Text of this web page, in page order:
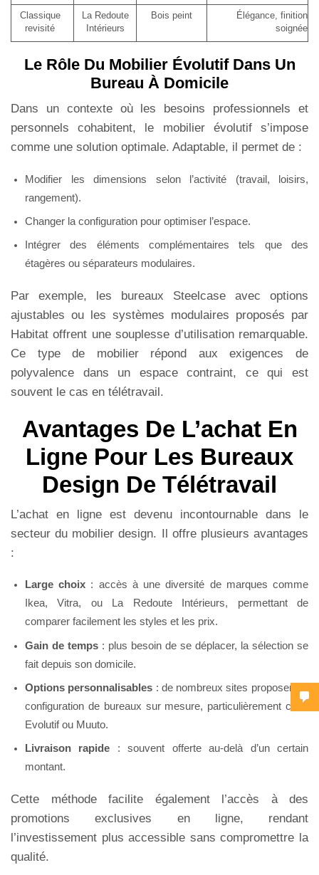
Classique
revisité
La Redoute
Intérieurs
Bois peint
Élégance, finition
soignée
Le Rôle Du Mobilier Évolutif Dans Un
Bureau À Domicile
Dans un contexte où les besoins professionnels et
personnels cohabitent, le mobilier évolutif s’impose
comme une solution optimale. Adaptable, il permet de :
Modifier les dimensions selon l’activité (travail, loisirs,
rangement).
Changer la configuration pour optimiser l’espace.
Intégrer des éléments complémentaires tels que des
étagères ou séparateurs modulaires.
Par exemple, les bureaux Steelcase avec options
ajustables ou les systèmes modulaires proposés par
Habitat offrent une souplesse d’utilisation remarquable.
Ce type de mobilier répond aux exigences de
polyvalence dans un espace contraint, ce qui est
souvent le cas en télétravail.
Avantages De L’achat En
Ligne Pour Les Bureaux
Design De Télétravail
L’achat en ligne est devenu incontournable dans le
secteur du mobilier design. Il offre plusieurs avantages
:
Large choix : accès à une diversité de marques comme
Ikea, Vitra, ou La Redoute Intérieurs, permettant de
comparer facilement les styles et les prix.
Gain de temps : plus besoin de se déplacer, la sélection se
fait depuis son domicile.
Options personnalisables : de nombreux sites proposent la
configuration de bureaux sur mesure, particulièrement chez
Evolutif ou Muuto.
Livraison rapide : souvent offerte au-delà d’un certain
montant.
Cette méthode facilite également l’accès à des
promotions exclusives en ligne, rendant
l’investissement plus accessible sans compromettre la
qualité.